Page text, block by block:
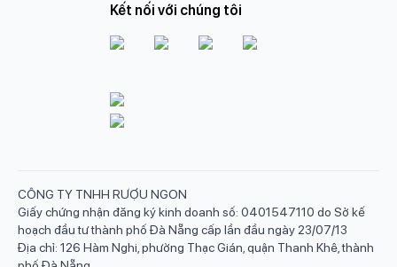
Kết nối với chúng tôi
CÔNG TY TNHH RƯỢU NGON
Giấy chứng nhận đăng ký kinh doanh số: 0401547110 do Sở kế
hoạch đầu tư thành phố Đà Nẵng cấp lần đầu ngày 23/07/13
Địa chỉ: 126 Hàm Nghi, phường Thạc Gián, quận Thanh Khê, thành